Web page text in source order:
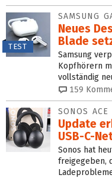
TEST
SAMSUNG
Neues
Blade
Samsung
Kopfhörern
vollständig
159
SONOS ACE
Update
USB-C-
Sonos hat
freigegeben,